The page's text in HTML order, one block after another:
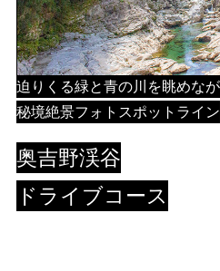
迫りくる緑と青の川を眺めな
秘境絶景フォトスポットライン
奥吉野渓谷
ドライブコース